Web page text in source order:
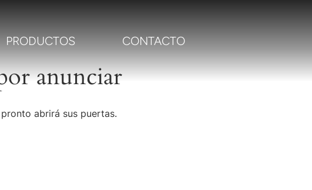
PRODUCTOS CONTACTO
anunciar
abrirá sus puertas.